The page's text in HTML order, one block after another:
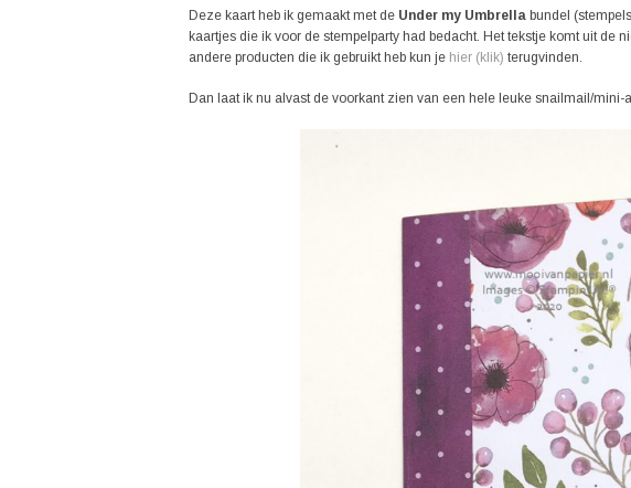
Deze kaart heb ik gemaakt met de Under my Umbrellabundel
kaartjes die ik voor de stempelparty had bedacht. Het tekstje komt uit de
andere producten die ik gebruikt heb kun jehier (klik) terugvinden.
Dan laat ik nu alvast de voorkant zien van een hele leuke snailmail/mini-